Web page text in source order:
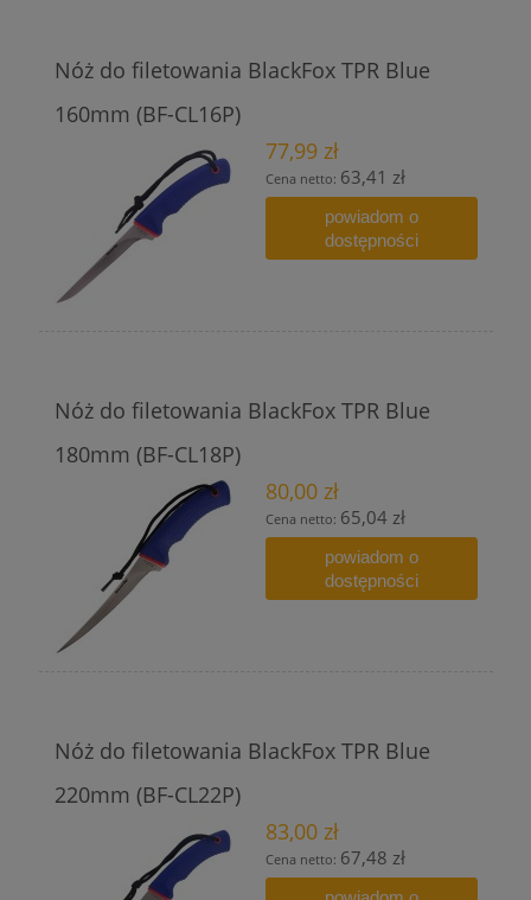
Nóż do filetowania BlackFox TPR Blue
160mm (BF-CL16P)
77,99 zł
Cena netto: 63,41 zł
powiadom o
dostępności
Nóż do filetowania BlackFox TPR Blue
180mm (BF-CL18P)
80,00 zł
Cena netto: 65,04 zł
powiadom o
dostępności
Nóż do filetowania BlackFox TPR Blue
220mm (BF-CL22P)
83,00 zł
Cena netto: 67,48 zł